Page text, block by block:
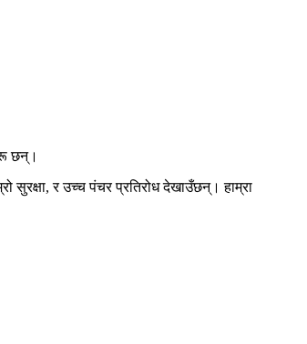
छन्।
सुरक्षा, र उच्च पंचर प्रतिरोध देखाउँछन्। हाम्रा